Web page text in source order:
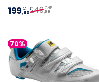
199,90
CHF249,90
CHF
70%